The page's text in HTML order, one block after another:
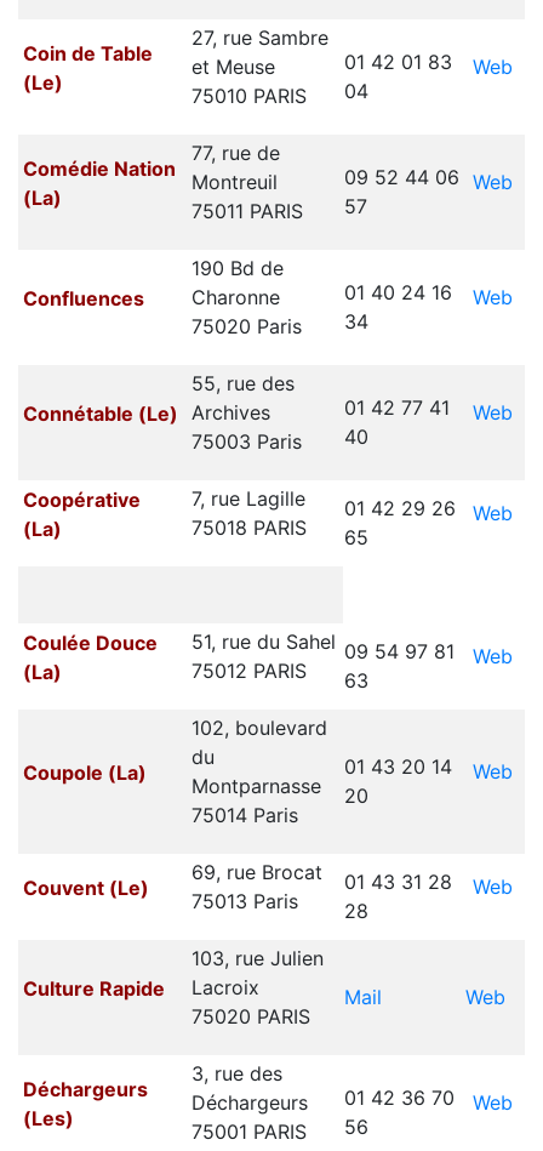
Coin de Table
(Le)
27, rue Sambre
et Meuse
75010 PARIS
01 42 01 83
04
Web
Comédie Nation
(La)
77, rue de
Montreuil
75011 PARIS
09 52 44 06
57
Web
Confluences
190 Bd de
Charonne
75020 Paris
01 40 24 16
34
Web
Connétable (Le)
55, rue des
Archives
75003 Paris
01 42 77 41
40
Web
Coopérative
(La)
7, rue Lagille
75018 PARIS
01 42 29 26
65
Web
Coulée Douce
(La)
51, rue du Sahel
75012 PARIS
09 54 97 81
63
Web
Coupole (La)
102, boulevard
du
Montparnasse
75014 Paris
01 43 20 14
20
Web
Couvent (Le)
69, rue Brocat
75013 Paris
01 43 31 28
28
Web
Culture Rapide
103, rue Julien
Lacroix
75020 PARIS
Mail Web
Déchargeurs
(Les)
3, rue des
Déchargeurs
75001 PARIS
01 42 36 70
56
Web